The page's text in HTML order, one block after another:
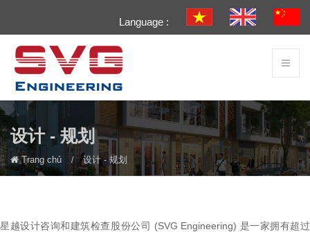
Language :
设计 - 规划
Trang chủ 设计 - 规划
星越设计咨询和建筑检查股份公司 (SVG Engineering) 是一家拥有超过